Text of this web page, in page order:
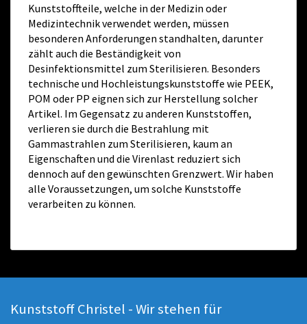
Kunststoffteile, welche in der Medizin oder
Medizintechnik verwendet werden, müssen
besonderen Anforderungen standhalten, darunter
zählt auch die Beständigkeit von
Desinfektionsmittel zum Sterilisieren. Besonders
technische und Hochleistungskunststoffe wie PEEK,
POM oder PP eignen sich zur Herstellung solcher
Artikel. Im Gegensatz zu anderen Kunststoffen,
verlieren sie durch die Bestrahlung mit
Gammastrahlen zum Sterilisieren, kaum an
Eigenschaften und die Virenlast reduziert sich
dennoch auf den gewünschten Grenzwert. Wir haben
alle Voraussetzungen, um solche Kunststoffe
verarbeiten zu können.
Kunststoff Christel - Wir stehen für